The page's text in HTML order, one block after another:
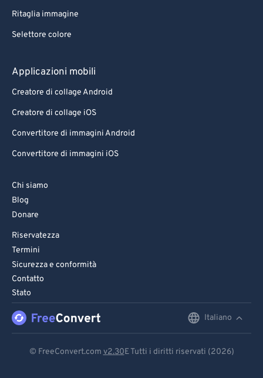
Ritaglia immagine
Selettore colore
Applicazioni mobili
Creatore di collage Android
Creatore di collage iOS
Convertitore di immagini Android
Convertitore di immagini iOS
Chi siamo
Blog
Donare
Riservatezza
Termini
Sicurezza e conformità
Contatto
Stato
Italiano
© FreeConvert.com v2.30E Tutti i diritti riservati (2026)